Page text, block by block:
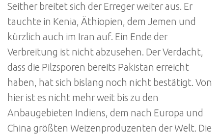
Seither breitet sich der Erreger weiter aus. Er
tauchte in Kenia, Äthiopien, dem Jemen und
kürzlich auch im Iran auf. Ein Ende der
Verbreitung ist nicht abzusehen. Der Verdacht,
dass die Pilzsporen bereits Pakistan erreicht
haben, hat sich bislang noch nicht bestätigt. Von
hier ist es nicht mehr weit bis zu den
Anbaugebieten Indiens, dem nach Europa und
China größten Weizenproduzenten der Welt. Die